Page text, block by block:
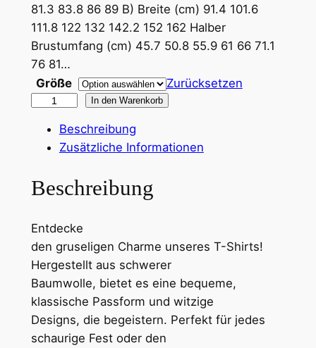
e
:
4
,
i
s
2
5
81.3 83.8 86 89 B) Breite (cm) 91.4 101.6
111.8 122 132 142.2 152 162 Halber
Brustumfang (cm) 45.7 50.8 55.9 61 66 71.1
76 81…
Größe
Zurücksetzen
t
o
n
e
I
I
I
H
In den Warenkorb
Beschreibung
Zusätzliche Informationen
Beschreibung
Entdecke
den gruseligen Charme unseres T-Shirts!
Hergestellt aus schwerer
Baumwolle, bietet es eine bequeme,
klassische Passform und witzige
Designs, die begeistern. Perfekt für jedes
schaurige Fest oder den